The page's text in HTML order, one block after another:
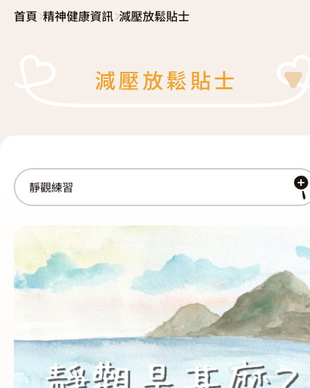
精神疾病資訊
減壓放鬆貼士
東華心靈幹線
服務日程表
「心聆嚮導」免費輔導計劃
實務照顧技巧
照顧者故事分享
「歇一歇」照顧者資源中心
社區資源
最新消息
聯絡我們
首頁>精神健康資訊>減壓放鬆貼士
減壓放鬆貼士